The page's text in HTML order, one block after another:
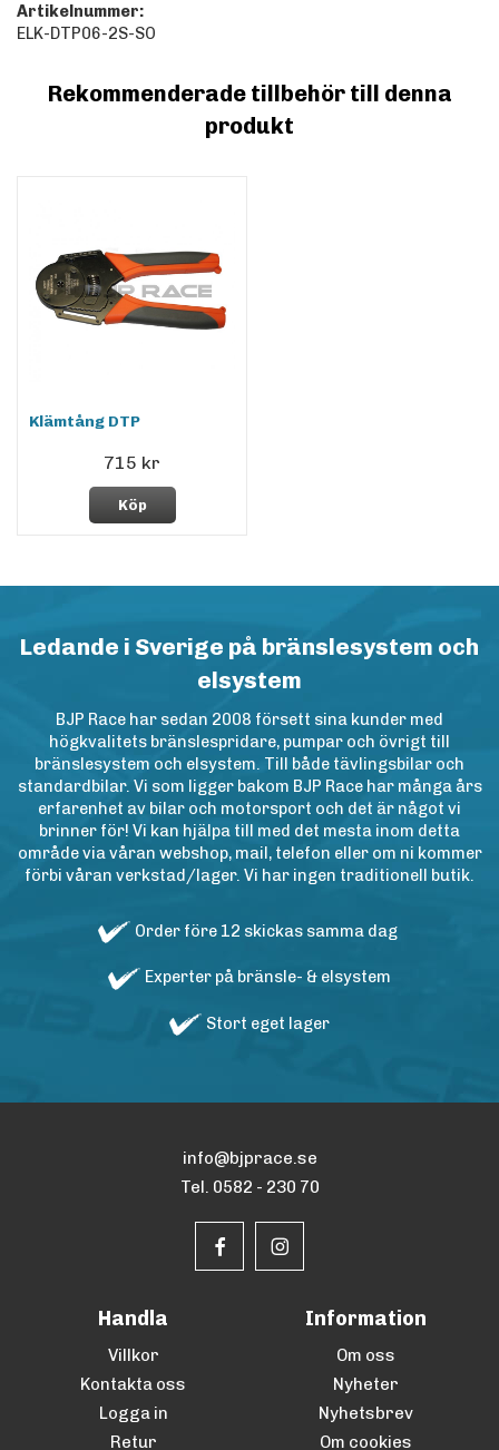
Artikelnummer:
ELK-DTP06-2S-SO
Rekommenderade tillbehör till denna
produkt
Klämtång DTP
715 kr
Köp
Ledande i Sverige på bränslesystem och
elsystem
BJP Race har sedan 2008 försett sina kunder med
högkvalitets bränslespridare, pumpar och övrigt till
bränslesystem och elsystem. Till både tävlingsbilar och
standardbilar. Vi som ligger bakom BJP Race har många års
erfarenhet av bilar och motorsport och det är något vi
brinner för! Vi kan hjälpa till med det mesta inom detta
område via våran webshop, mail, telefon eller om ni kommer
förbi våran verkstad/lager. Vi har ingen traditionell butik.
Order före 12 skickas samma dag
Experter på bränsle- & elsystem
Stort eget lager
info@bjprace.se
Tel. 0582 - 230 70
Handla
Villkor
Kontakta oss
Logga in
Retur
Information
Om oss
Nyheter
Nyhetsbrev
Om cookies